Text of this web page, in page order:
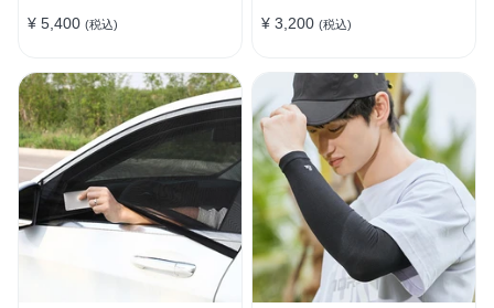
¥ 5,400 (税込) ¥ 3,200 (税込)